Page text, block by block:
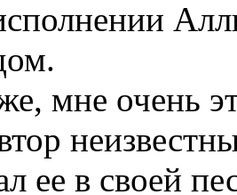
мне очень
ее в своей